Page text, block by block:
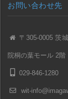
お問い合わせ先
〒305-0005 茨
院桐の葉モール 2階
029-846-1280
wit-